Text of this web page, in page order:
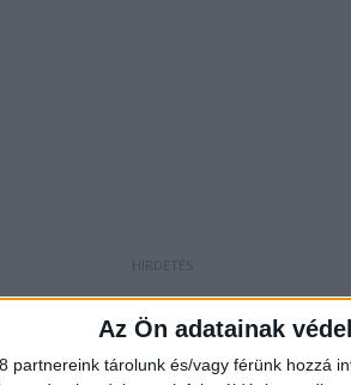
Az Ön adatainak
partnereink tárolunk és/vagy férünk hozzá
Tiborszállásra tartó vonat